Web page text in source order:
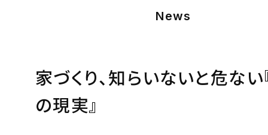
News
家づくり、知らいないと危ない
の現実』